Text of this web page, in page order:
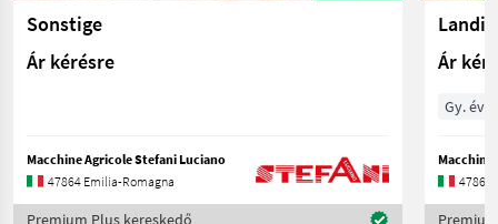
Sonstige
Ár kérésre
Macchine Agricole Stefani Luciano
47864 Emilia-Romagna
Premium Plus kereskedő
Ár
Gy. év
Macchine
47864